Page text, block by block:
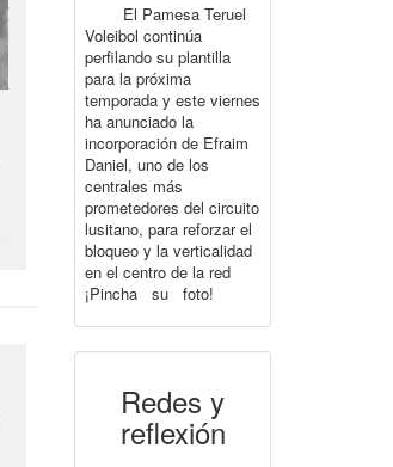
El Pamesa Teruel
Voleibol continúa
perfilando su plantilla
para la próxima
temporada y este viernes
ha anunciado la
incorporación de Efraim
Daniel, uno de los
centrales más
prometedores del circuito
lusitano, para reforzar el
bloqueo y la verticalidad
en el centro de la red
¡Pincha su foto!
Redes y
reflexión